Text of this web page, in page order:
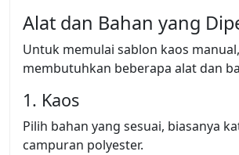
Alat dan Bahan yang
Untuk memulai sablon kaos
membutuhkan beberapa alat dan
1. Kaos
Pilih bahan yang sesuai, biasanya
campuran polyester.